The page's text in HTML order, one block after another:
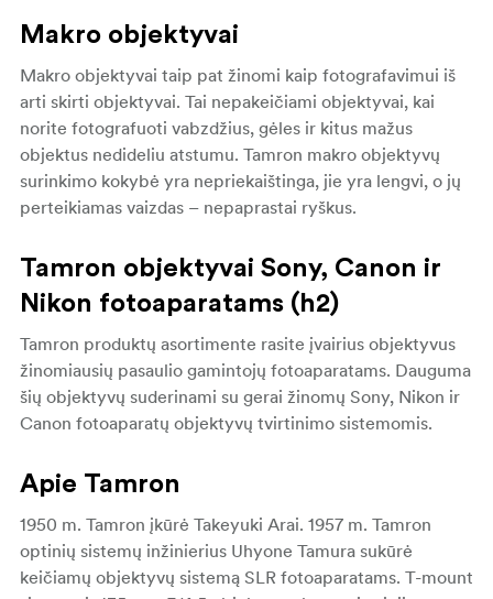
Makro objektyvai
Makro objektyvai taip pat žinomi kaip fotografavimui iš
arti skirti objektyvai. Tai nepakeičiami objektyvai, kai
norite fotografuoti vabzdžius, gėles ir kitus mažus
objektus nedideliu atstumu. Tamron makro objektyvų
surinkimo kokybė yra nepriekaištinga, jie yra lengvi, o jų
perteikiamas vaizdas – nepaprastai ryškus.
Tamron objektyvai Sony, Canon ir
Nikon fotoaparatams (h2)
Tamron produktų asortimente rasite įvairius objektyvus
žinomiausių pasaulio gamintojų fotoaparatams. Dauguma
šių objektyvų suderinami su gerai žinomų Sony, Nikon ir
Canon fotoaparatų objektyvų tvirtinimo sistemomis.
Apie Tamron
1950 m. Tamron įkūrė Takeyuki Arai. 1957 m. Tamron
optinių sistemų inžinierius Uhyone Tamura sukūrė
keičiamų objektyvų sistemą SLR fotoaparatams. T-mount